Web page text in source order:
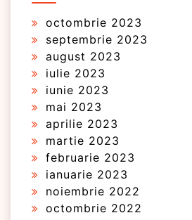
octombrie 2023
septembrie 2023
august 2023
iulie 2023
iunie 2023
mai 2023
aprilie 2023
martie 2023
februarie 2023
ianuarie 2023
noiembrie 2022
octombrie 2022